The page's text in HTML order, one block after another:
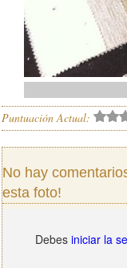
Puntuación Actual:
No hay
esta foto!
Debes iniciar la